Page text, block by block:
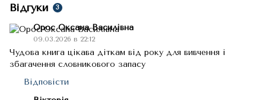
Відгуки 3
Орос Оксана Василівна
09.03.2026 в 22:12
Чудова книга цікава діткам від року для вивчення і
збагачення словникового запасу
Відповісти